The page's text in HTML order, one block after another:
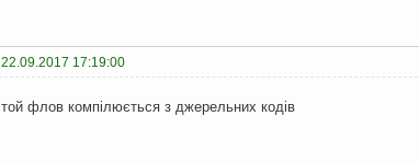
22.09.2017 17:19:00
той флов компілюється з джерельних кодів